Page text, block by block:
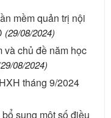
mềm quản trị nội
(29/08/2024)
và chủ đề năm học
08/2024)
tháng 9/2024
sung một số điều